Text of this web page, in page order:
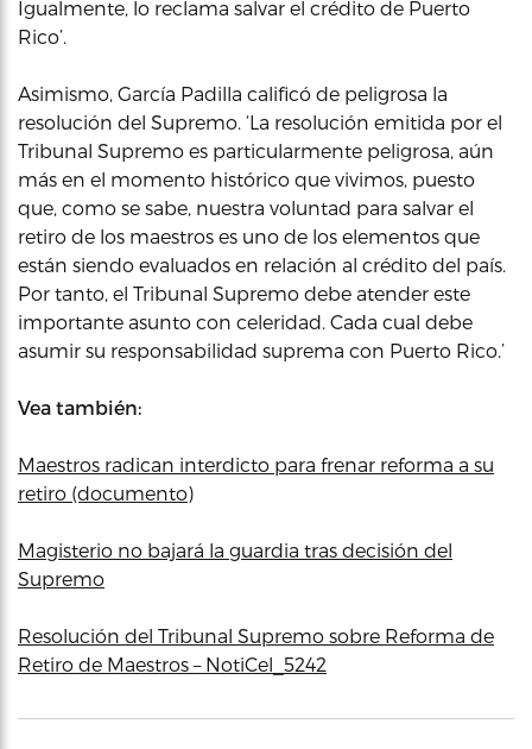
Igualmente, lo reclama salvar el crédito de Puerto
Rico’.
Asimismo, García Padilla calificó de peligrosa la
resolución del Supremo. ‘La resolución emitida por el
Tribunal Supremo es particularmente peligrosa, aún
más en el momento histórico que vivimos, puesto
que, como se sabe, nuestra voluntad para salvar el
retiro de los maestros es uno de los elementos que
están siendo evaluados en relación al crédito del país.
Por tanto, el Tribunal Supremo debe atender este
importante asunto con celeridad. Cada cual debe
asumir su responsabilidad suprema con Puerto Rico.’
Vea también:
Maestros radican interdicto para frenar reforma a su
retiro (documento)
Magisterio no bajará la guardia tras decisión del
Supremo
Resolución del Tribunal Supremo sobre Reforma de
Retiro de Maestros – NotiCel_5242